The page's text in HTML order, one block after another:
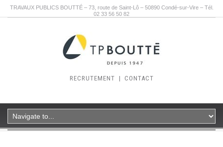
TRAVAUX PUBLICS BOUTTÉ – 73, route de Saint-Lô – 50890 Condé-sur-Vire – Tél.
02 33 56 50 82
RECRUTEMENT | CONTACT